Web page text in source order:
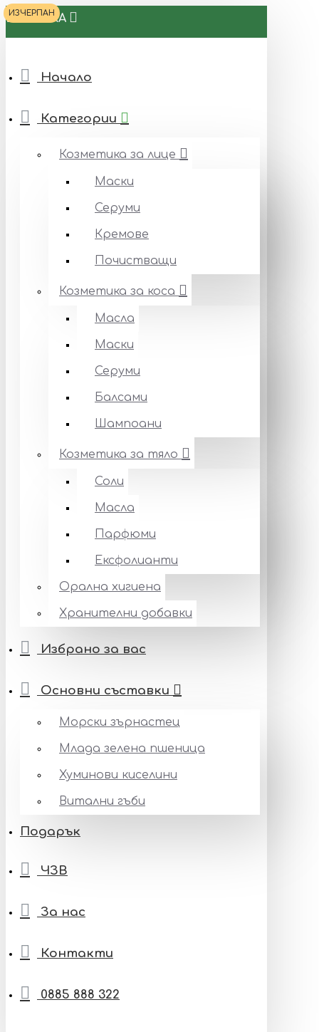
БИОТЕКА
Начало
Категории
Козметика за лице
Маски
Серуми
Кремове
Почистващи
Козметика за коса
Масла
Маски
Серуми
Балсами
Шампоани
Козметика за тяло
Соли
Масла
Парфюми
Ексфолианти
Орална хигиена
Хранителни добавки
Избрано за вас
Основни съставки
Морски зърнастец
Млада зелена пшеница
Хуминови киселини
Витални гъби
Подарък
ЧЗВ
За нас
Контакти
0885 888 322
ИЗЧЕРПАН